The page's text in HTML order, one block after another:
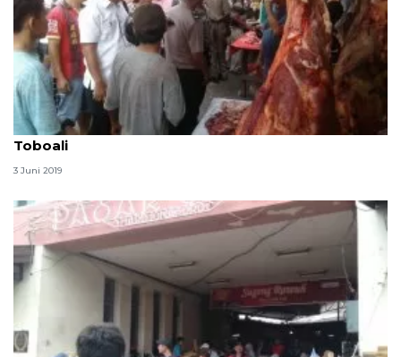
Satgas Pangan inspeksi mendadak ke Pasar
Toboali
3 Juni 2019